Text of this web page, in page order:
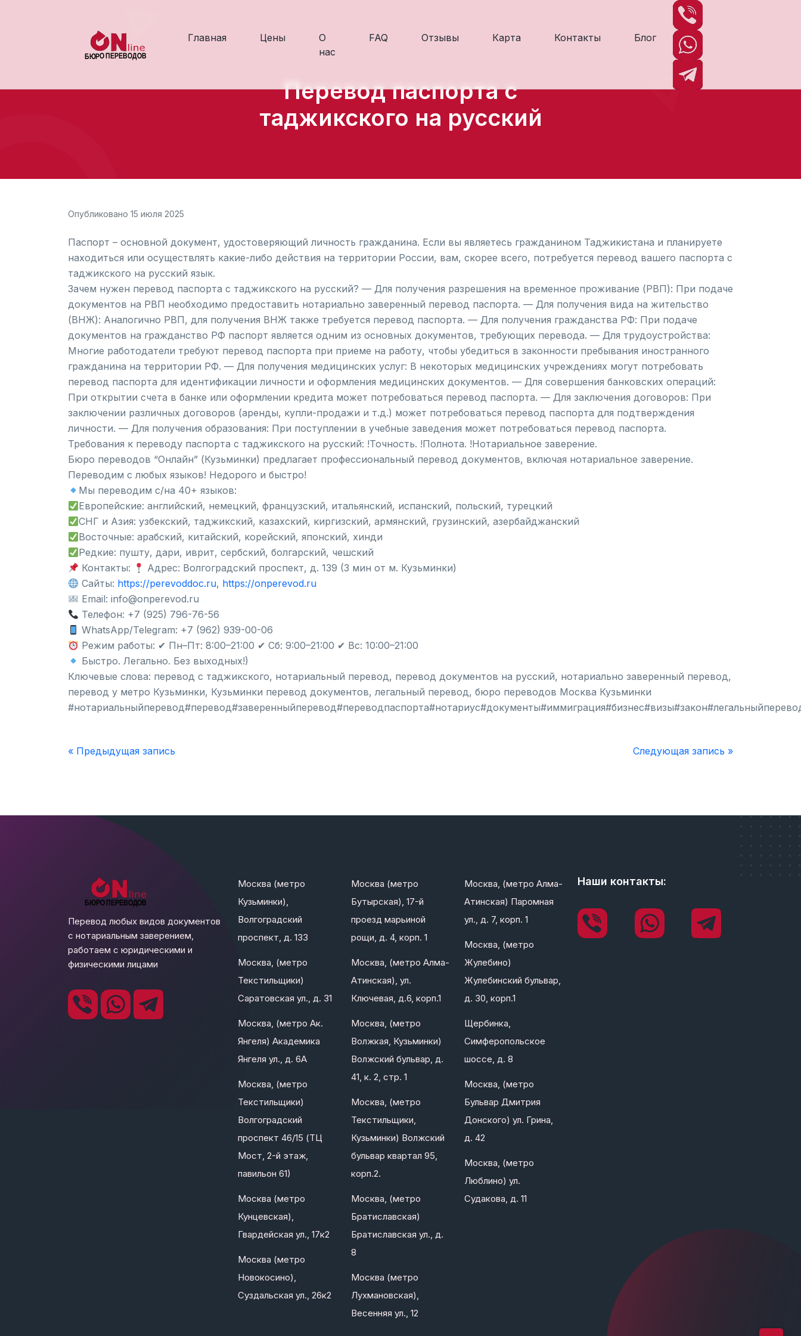
Главная Цены
О
нас
FAQ Отзывы Карта Контакты Блог
Перевод паспорта с
таджикского на русский
Опубликовано 15 июля 2025
Паспорт – основной документ, удостоверяющий личность гражданина. Если вы являетесь гражданином Таджикистана и планируете
находиться или осуществлять какие-либо действия на территории России, вам, скорее всего, потребуется перевод вашего паспорта с
таджикского на русский язык.
Зачем нужен перевод паспорта с таджикского на русский? — Для получения разрешения на временное проживание (РВП): При подаче
документов на РВП необходимо предоставить нотариально заверенный перевод паспорта. — Для получения вида на жительство
(ВНЖ): Аналогично РВП, для получения ВНЖ также требуется перевод паспорта. — Для получения гражданства РФ: При подаче
документов на гражданство РФ паспорт является одним из основных документов, требующих перевода. — Для трудоустройства:
Многие работодатели требуют перевод паспорта при приеме на работу, чтобы убедиться в законности пребывания иностранного
гражданина на территории РФ. — Для получения медицинских услуг: В некоторых медицинских учреждениях могут потребовать
перевод паспорта для идентификации личности и оформления медицинских документов. — Для совершения банковских операций:
При открытии счета в банке или оформлении кредита может потребоваться перевод паспорта. — Для заключения договоров: При
заключении различных договоров (аренды, купли-продажи и т.д.) может потребоваться перевод паспорта для подтверждения
личности. — Для получения образования: При поступлении в учебные заведения может потребоваться перевод паспорта.
Требования к переводу паспорта с таджикского на русский: !Точность. !Полнота. !Нотариальное заверение.
Бюро переводов “Онлайн” (Кузьминки) предлагает профессиональный перевод документов, включая нотариальное заверение.
Переводим с любых языков! Недорого и быстро!
Мы переводим с/на 40+ языков:
Европейские: английский, немецкий, французский, итальянский, испанский, польский, турецкий
СНГ и Азия: узбекский, таджикский, казахский, киргизский, армянский, грузинский, азербайджанский
Восточные: арабский, китайский, корейский, японский, хинди
Редкие: пушту, дари, иврит, сербский, болгарский, чешский
Контакты:
Адрес: Волгоградский проспект, д. 139 (3 мин от м. Кузьминки)
Сайты: https://perevoddoc.ru, https://onperevod.ru
Email: info@onperevod.ru
Телефон: +7 (925) 796-76-56
WhatsApp/Telegram: +7 (962) 939-00-06
Режим работы: ✔ Пн–Пт: 8:00–21:00 ✔ Сб: 9:00–21:00 ✔ Вс: 10:00–21:00
Быстро. Легально. Без выходных!)
Ключевые слова: перевод с таджикского, нотариальный перевод, перевод документов на русский, нотариально заверенный перевод,
перевод у метро Кузьминки, Кузьминки перевод документов, легальный перевод, бюро переводов Москва Кузьминки
« Предыдущая запись Следующая запись »
Перевод любых видов документов
с нотариальным заверением,
работаем с юридическими и
физическими лицами
Москва (метро
Кузьминки),
Волгоградский
проспект, д. 133
Москва, (метро
Текстильщики)
Саратовская ул., д. 31
Москва, (метро Ак.
Янгеля) Академика
Янгеля ул., д. 6А
Москва, (метро
Текстильщики)
Волгоградский
проспект 46/15 (ТЦ
Мост, 2-й этаж,
павильон 61)
Москва (метро
Кунцевская),
Гвардейская ул., 17к2
Москва (метро
Новокосино),
Суздальская ул., 26к2
Москва (метро
Бутырская), 17-й
проезд марьиной
рощи, д. 4, корп. 1
Москва, (метро Алма-
Атинская), ул.
Ключевая, д.6, корп.1
Москва, (метро
Волжкая, Кузьминки)
Волжский бульвар, д.
41, к. 2, стр. 1
Москва, (метро
Текстильщики,
Кузьминки) Волжский
бульвар квартал 95,
корп.2.
Москва, (метро
Братиславская)
Братиславская ул., д.
8
Москва (метро
Лухмановская),
Весенняя ул., 12
Москва, (метро Алма-
Атинская) Паромная
ул., д. 7, корп. 1
Москва, (метро
Жулебино)
Жулебинский бульвар,
д. 30, корп.1
Щербинка,
Симферопольское
шоссе, д. 8
Москва, (метро
Бульвар Дмитрия
Донского) ул. Грина,
д. 42
Москва, (метро
Люблино) ул.
Судакова, д. 11
Наши контакты: